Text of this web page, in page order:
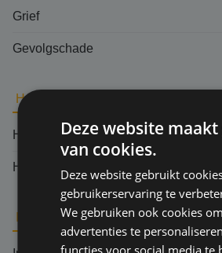
Grief
Gevolgschade
H
Herverzekering
Hoger beroep
Deze website
van cookies.
Deze website gebruikt
gebruikerservaring te
We gebruiken ook cookies
advertenties te
functies voor social media te